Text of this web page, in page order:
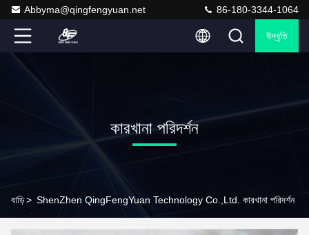
Abbyma@qingfengyuan.net 86-180-3344-1064
উদ্ধৃতি
কারখানা পরিদর্শন
বাড়ি> ShenZhen QingFengYuan Technology Co.,Ltd. কারখানা পরিদর্শন